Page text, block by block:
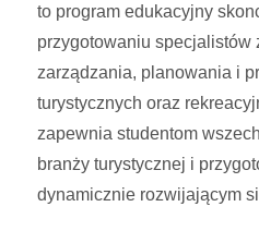
to program edukacyjny
przygotowaniu specjalistów
zarządzania, planowania i
turystycznych oraz
zapewnia studentom
branży turystycznej i
dynamicznie rozwijającym